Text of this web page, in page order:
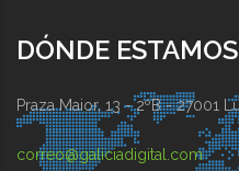
DÓNDE ESTAMOS
Praza Maior, 13 - 2ºB - 27001
correo@galiciadigital.com